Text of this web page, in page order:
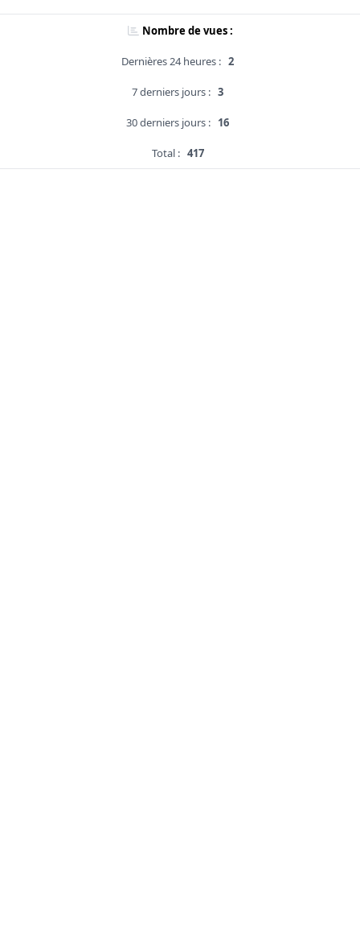
Nombre de vues :
Dernières 24 heures : 2
7 derniers jours : 3
30 derniers jours : 16
Total : 417